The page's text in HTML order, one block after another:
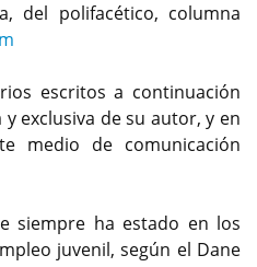
del polifacético, columna
escritos a continuación
exclusiva de su autor, y en
medio de comunicación
siempre ha estado en los
juvenil, según el Dane